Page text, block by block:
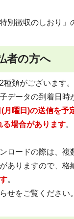
別徴収のしおり」
者の方へ
類がございます。
ータの到着日時
月曜日)の送信を予
る場合があります。
ロードの際は、複
ありますので、格
。
せをご覧ください。